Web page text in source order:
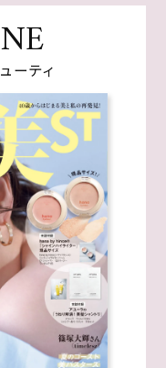
ーティ